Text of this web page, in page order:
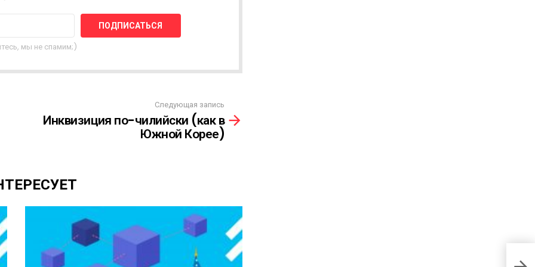
мы не спамим;)
Следующая запись
Инквизиция по-чилийски (как в
Южной Корее)